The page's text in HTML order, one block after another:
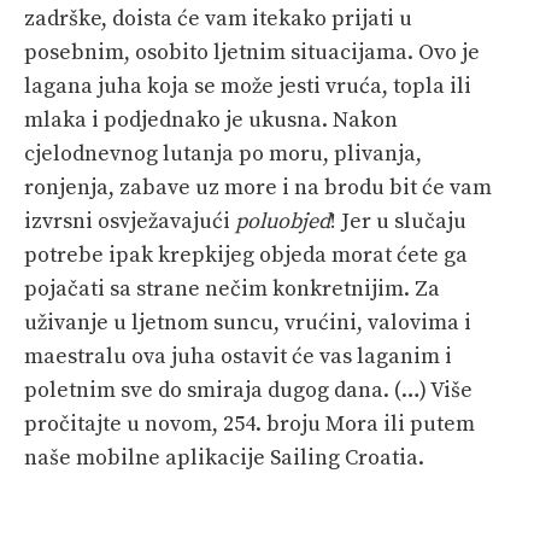
zadrške, doista će vam itekako prijati u
posebnim, osobito ljetnim situacijama. Ovo je
lagana juha koja se može jesti vruća, topla ili
mlaka i podjednako je ukusna. Nakon
cjelodnevnog lutanja po moru, plivanja,
ronjenja, zabave uz more i na brodu bit će vam
izvrsni osvježavajući poluobjed! Jer u slučaju
potrebe ipak krepkijeg objeda morat ćete ga
pojačati sa strane nečim konkretnijim. Za
uživanje u ljetnom suncu, vrućini, valovima i
maestralu ova juha ostavit će vas laganim i
poletnim sve do smiraja dugog dana. (…) Više
pročitajte u novom, 254. broju Mora ili putem
naše mobilne aplikacije Sailing Croatia.